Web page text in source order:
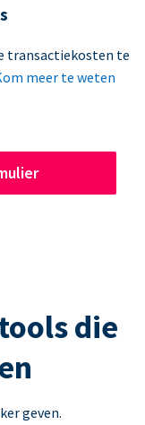
transactiekosten te
meer te weten
die
geven.